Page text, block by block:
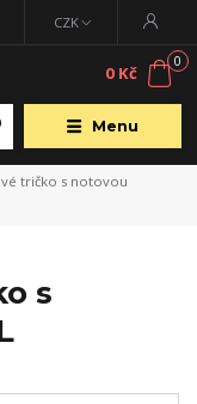
Menu
CZK
0
0 Kč
tričko s notovou
s